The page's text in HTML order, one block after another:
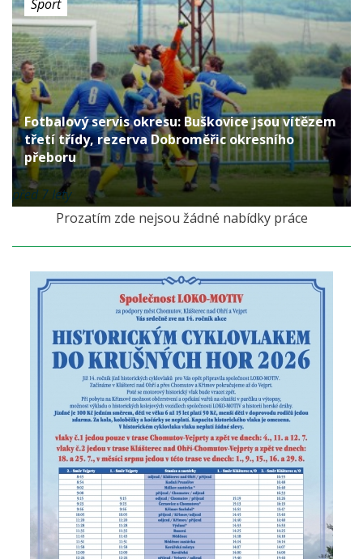
Sport
Fotbalový servis okresu: Buškovice jsou vítězem
třetí třídy, rezerva Dobroměřic okresního
přeboru
před 7 lety
Prozatím zde nejsou žádné nabídky práce